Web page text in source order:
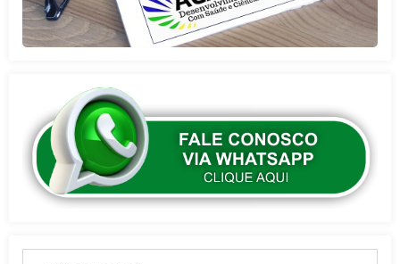
Digite seu e-mail…